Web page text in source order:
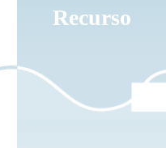
Recurso